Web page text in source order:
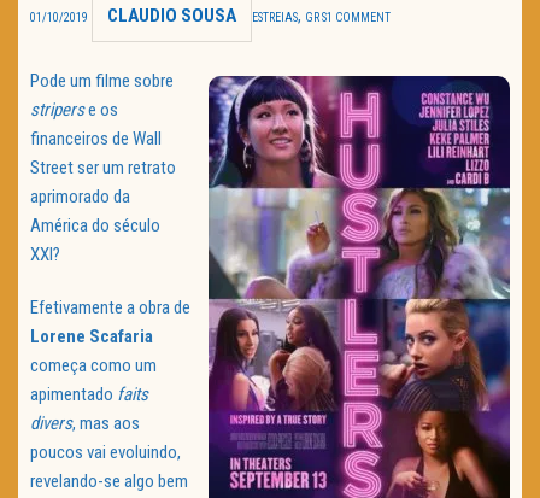
TRAILER DO DIA
Política de Privacidade
01/10/2019 CLAUDIO SOUSA ESTREIAS, GR S1 COMMENT
Pode um filme sobre
striperse os
financeiros de Wall
Street ser um retrato
aprimorado da
América do século
XXI?
Efetivamente a obra de
Lorene Scafaria
começa como um
apimentado faits
divers, mas aos
poucos vai evoluindo,
revelando-se algo bem